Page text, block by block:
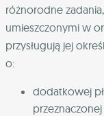
różnorodne
umieszczonymi w
przysługują jej
o:
dodatkowej